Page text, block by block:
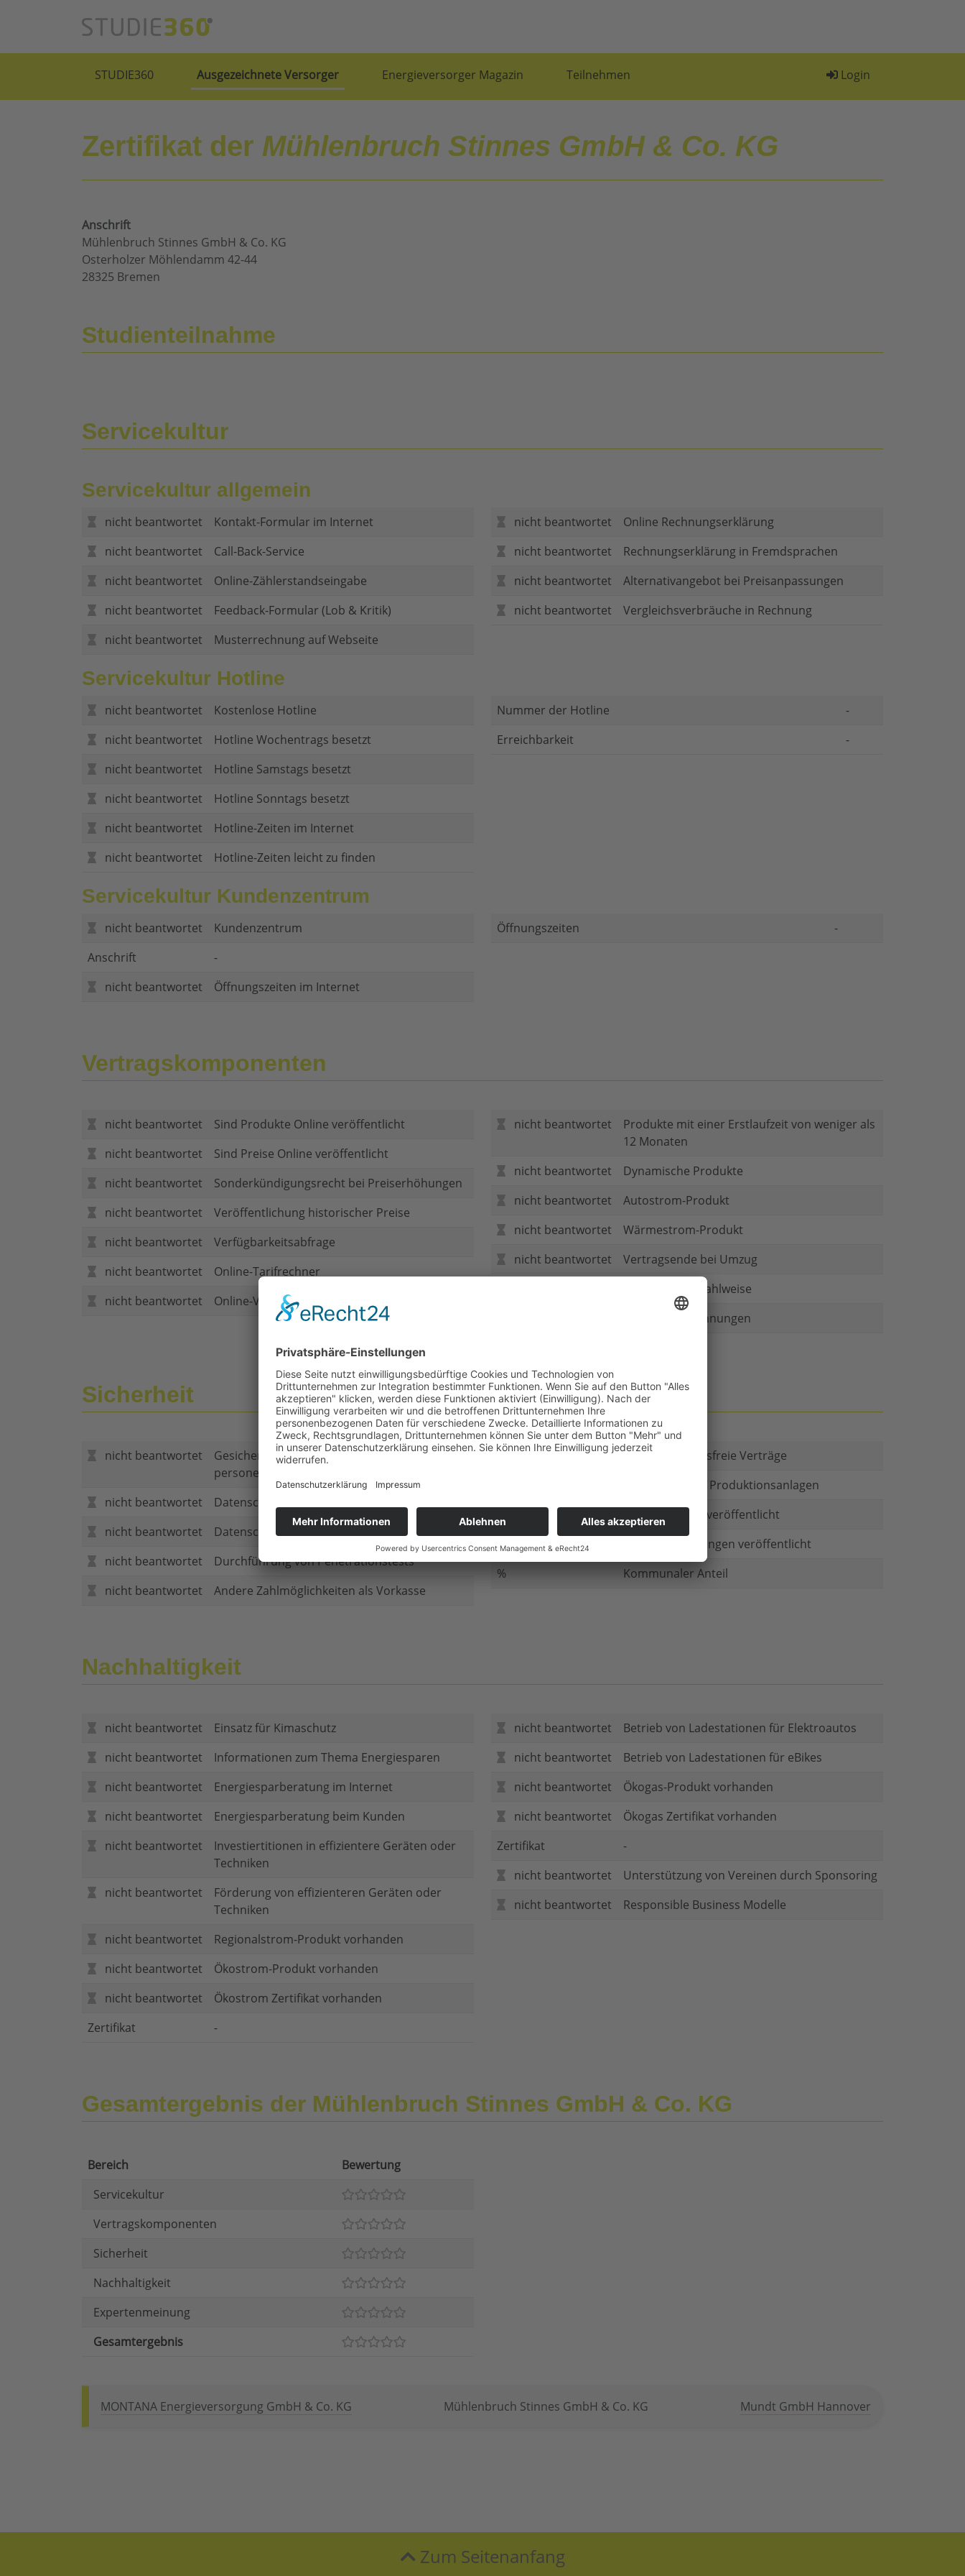
STUDIE360 Ausgezeichnete Versorger Energieversorger Magazin Teilnehmen Login
Zertifikat der Mühlenbruch Stinnes GmbH & Co. KG
Anschrift
Mühlenbruch Stinnes GmbH & Co. KG
Osterholzer Möhlendamm 42-44
28325 Bremen
Studienteilnahme
Servicekultur
Servicekultur allgemein
nicht beantwortet
Kontakt-Formular im Internet
nicht beantwortet
Call-Back-Service
nicht beantwortet
Online-Zählerstandseingabe
nicht beantwortet
Feedback-Formular (Lob & Kritik)
nicht beantwortet
Musterrechnung auf Webseite
nicht beantwortet
Online Rechnungserklärung
nicht beantwortet
Rechnungserklärung in Fremdsprachen
nicht beantwortet
Alternativangebot bei Preisanpassungen
nicht beantwortet
Vergleichsverbräuche in Rechnung
Servicekultur Hotline
nicht beantwortet
Kostenlose Hotline
nicht beantwortet
Hotline Wochentrags besetzt
nicht beantwortet
Hotline Samstags besetzt
nicht beantwortet
Hotline Sonntags besetzt
nicht beantwortet
Hotline-Zeiten im Internet
nicht beantwortet
Hotline-Zeiten leicht zu finden
Nummer der Hotline
-
Erreichbarkeit
-
Servicekultur Kundenzentrum
nicht beantwortet
Kundenzentrum
Anschrift
-
nicht beantwortet
Öffnungszeiten im Internet
Öffnungszeiten -
Vertragskomponenten
nicht beantwortet
Sind Produkte Online veröffentlicht
nicht beantwortet
Sind Preise Online veröffentlicht
nicht beantwortet
Sonderkündigungsrecht bei Preiserhöhungen
nicht beantwortet
Veröffentlichung historischer Preise
nicht beantwortet
Verfügbarkeitsabfrage
nicht beantwortet
Online-Tarifrechner
nicht beantwortet
Online-Vertragsabschluss
nicht beantwortet
Produkte mit einer Erstlaufzeit von weniger als
12 Monaten
nicht beantwortet
Dynamische Produkte
nicht beantwortet
Autostrom-Produkt
nicht beantwortet
Wärmestrom-Produkt
nicht beantwortet
Vertragsende bei Umzug
Mehr als eine Zahlweise
Gedruckte Rechnungen
Sicherheit
nicht beantwortet
Gesicherte Verbindung bei
personenbezogenen Daten
nicht beantwortet
Datenschutzerklärung
nicht beantwortet
Datenschutzerklärung im Internet
nicht beantwortet
Durchführung von Penetrationstests
nicht beantwortet
Andere Zahlmöglichkeiten als Vorkasse
nicht beantwortet
Gibt es Kautionsfreie Verträge
Investitionen in Produktionsanlagen
nicht beantwortet
Geschäftsform veröffentlicht
nicht beantwortet
Firmenbeteiligungen veröffentlicht
%
Kommunaler Anteil
Nachhaltigkeit
nicht beantwortet
Einsatz für Kimaschutz
nicht beantwortet
Informationen zum Thema Energiesparen
nicht beantwortet
Energiesparberatung im Internet
nicht beantwortet
Energiesparberatung beim Kunden
nicht beantwortet
Investiertitionen in effizientere Geräten oder
Techniken
nicht beantwortet
Förderung von effizienteren Geräten oder
Techniken
nicht beantwortet
Regionalstrom-Produkt vorhanden
nicht beantwortet
Ökostrom-Produkt vorhanden
nicht beantwortet
Ökostrom Zertifikat vorhanden
Zertifikat
-
nicht beantwortet
Betrieb von Ladestationen für Elektroautos
nicht beantwortet
Betrieb von Ladestationen für eBikes
nicht beantwortet
Ökogas-Produkt vorhanden
nicht beantwortet
Ökogas Zertifikat vorhanden
Zertifikat
-
nicht beantwortet
Unterstützung von Vereinen durch Sponsoring
nicht beantwortet
Responsible Business Modelle
Gesamtergebnis der Mühlenbruch Stinnes GmbH & Co. KG
Bereich
Bewertung
Servicekultur
Vertragskomponenten
Sicherheit
Nachhaltigkeit
Expertenmeinung
Gesamtergebnis
MONTANA Energieversorgung GmbH & Co. KG Mühlenbruch Stinnes GmbH & Co. KG Mundt GmbH Hannover
Zum Seitenanfang